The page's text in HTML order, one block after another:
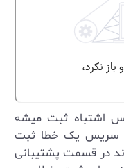
اشتباه ثبت میشه
سریس یک خطا ثبت
در قسمت پشتیبانی